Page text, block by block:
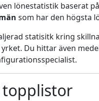
lönestatistik baserat
som har den högsta
statisitk kring
Du hittar även
topplistor